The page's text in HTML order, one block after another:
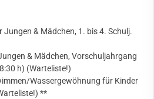
Jungen & Mädchen, 1. bis 4. Schulj.
& Mädchen, Vorschuljahrgang
h) (Warteliste!)
Wassergewöhnung für Kinder
**